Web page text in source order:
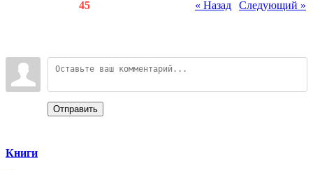
« Назад Следующий »
45
Отправить
Книги